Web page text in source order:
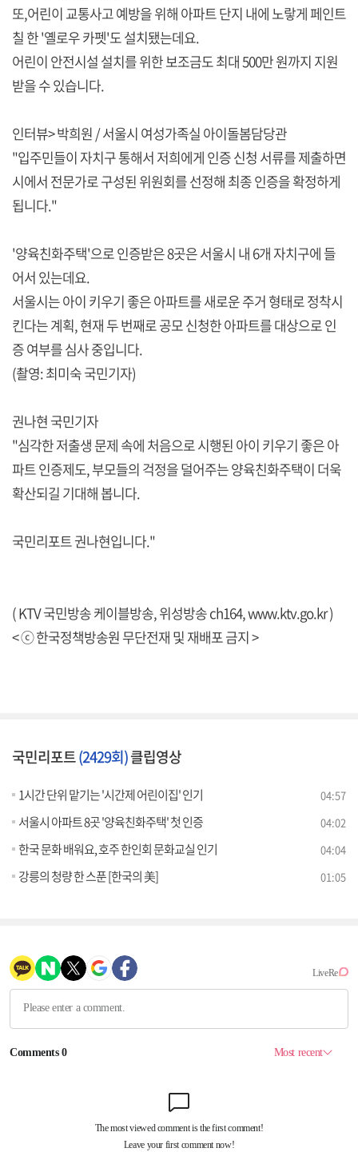
또,어린이 교통사고 예방을 위해 아파트 단지 내에 노랗게 페인트
칠 한 '옐로우 카펫'도 설치됐는데요.
어린이 안전시설 설치를 위한 보조금도 최대 500만 원까지 지원
받을 수 있습니다.
인터뷰> 박희원 / 서울시 여성가족실 아이돌봄담당관
"입주민들이 자치구 통해서 저희에게 인증 신청 서류를 제출하면
시에서 전문가로 구성된 위원회를 선정해 최종 인증을 확정하게
됩니다."
'양육친화주택'으로 인증받은 8곳은 서울시 내 6개 자치구에 들
어서 있는데요.
서울시는 아이 키우기 좋은 아파트를 새로운 주거 형태로 정착시
킨다는 계획, 현재 두 번째로 공모 신청한 아파트를 대상으로 인
증 여부를 심사 중입니다.
(촬영: 최미숙 국민기자)
권나현 국민기자
"심각한 저출생 문제 속에 처음으로 시행된 아이 키우기 좋은 아
파트 인증제도, 부모들의 걱정을 덜어주는 양육친화주택이 더욱
확산되길 기대해 봅니다.
국민리포트 권나현입니다."
( KTV 국민방송 케이블방송, 위성방송 ch164,www.ktv.go.kr)
< ⓒ 한국정책방송원 무단전재 및 재배포 금지 >
국민리포트(2429회)클립영상
1시간 단위 맡기는 '시간제 어린이집' 인기 04:57
서울시 아파트 8곳 '양육친화주택' 첫 인증 04:02
한국 문화 배워요, 호주 한인회 문화교실 인기 04:04
강릉의 청량 한 스푼 [한국의 美] 01:05